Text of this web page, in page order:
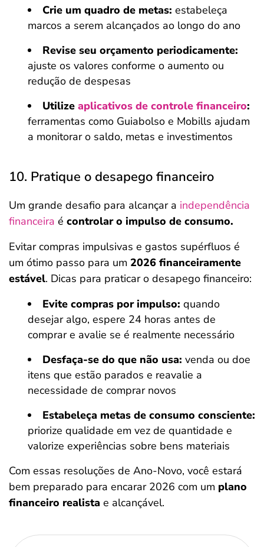
Crie um quadro de metas: estabeleça
marcos a serem alcançados ao longo do ano
Revise seu orçamento periodicamente:
ajuste os valores conforme o aumento ou
redução de despesas
Utilize aplicativos de controle financeiro:
ferramentas como Guiabolso e Mobills ajudam
a monitorar o saldo, metas e investimentos
10. Pratique o desapego financeiro
Um grande desafio para alcançar a independência
financeira é controlar o impulso de consumo.
Evitar compras impulsivas e gastos supérfluos é
um ótimo passo para um 2026 financeiramente
estável. Dicas para praticar o desapego financeiro:
Evite compras por impulso: quando
desejar algo, espere 24 horas antes de
comprar e avalie se é realmente necessário
Desfaça-se do que não usa: venda ou doe
itens que estão parados e reavalie a
necessidade de comprar novos
Estabeleça metas de consumo consciente:
priorize qualidade em vez de quantidade e
valorize experiências sobre bens materiais
Com essas resoluções de Ano-Novo, você estará
bem preparado para encarar 2026 com um plano
financeiro realista e alcançável.